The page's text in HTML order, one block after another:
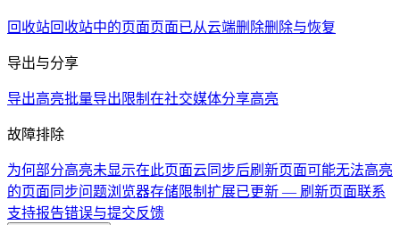
回收站回收站中的页面页面已从云端删除删除与恢复
导出与分享
导出高亮批量导出限制 在社交媒体分享高亮
故障排除
为何部分高亮未显示在此页面云同步后刷新页面可能无法高亮
的页面 同步问题浏览器存储限制 扩展已更新 — 刷新页面联系
支持报告错误与提交反馈